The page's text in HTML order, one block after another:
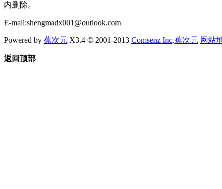
内删除。
E-mail:shengmadx001@outlook.com
Powered by 蕉次元 X3.4 © 2001-2013 Comsenz Inc.蕉次元 网站
返回顶部